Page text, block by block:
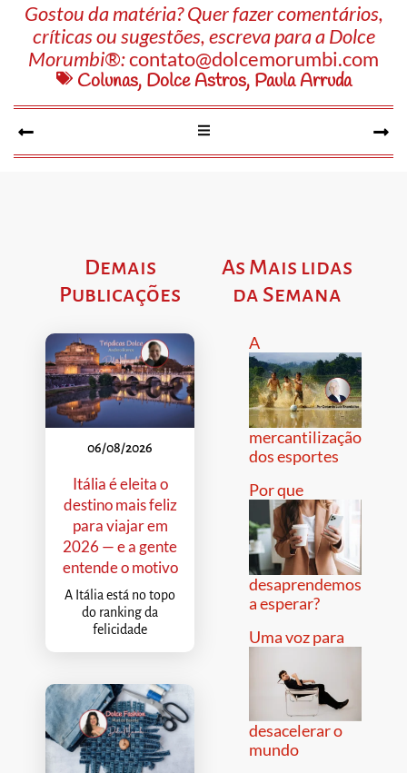
Gostou da matéria? Quer fazer comentários,
críticas ou sugestões, escreva para a Dolce
Morumbi®:contato@dolcemorumbi.com
Colunas, Dolce Astros, Paula Arruda
Demais
Publicações
06/08/2026
Itália é eleita o
destino mais feliz
para viajar em
2026 — e a gente
entende o motivo
A Itália está no topo
do ranking da
felicidade
As Mais lidas
da Semana
A
mercantilização
dos esportes
Por que
desaprendemos
a esperar?
Uma voz para
desacelerar o
mundo